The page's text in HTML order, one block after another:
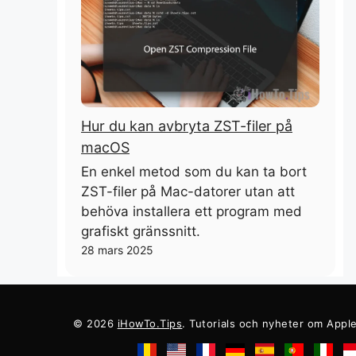
Hur du kan avbryta ZST-filer på
macOS
En enkel metod som du kan ta bort
ZST-filer på Mac-datorer utan att
behöva installera ett program med
grafiskt gränssnitt.
28 mars 2025
© 2026 iHowTo.Tips. Tutorials och nyheter om